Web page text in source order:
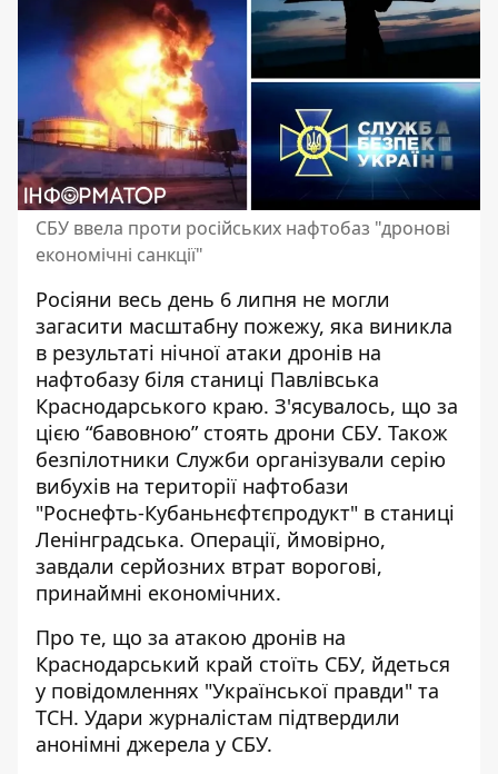
СБУ ввела проти російських нафтобаз "дронові
економічні санкції"
Росіяни весь день 6 липня не могли
загасити масштабну пожежу, яка виникла
в результаті нічної атаки дронів на
нафтобазу біля станиці Павлівська
Краснодарського краю. З'ясувалось, що за
цією “бавовною” стоять дрони СБУ. Також
безпілотники Служби організували серію
вибухів на території нафтобази
"Роснефть-Кубаньнєфтєпродукт" в станиці
Ленінградська. Операції, ймовірно,
завдали серйозних втрат ворогові,
принаймні економічних.
Про те, що за атакою дронів на
Краснодарський край стоїть СБУ, йдеться
у повідомленнях "Української правди" та
ТСН. Удари журналістам підтвердили
анонімні джерела у СБУ.